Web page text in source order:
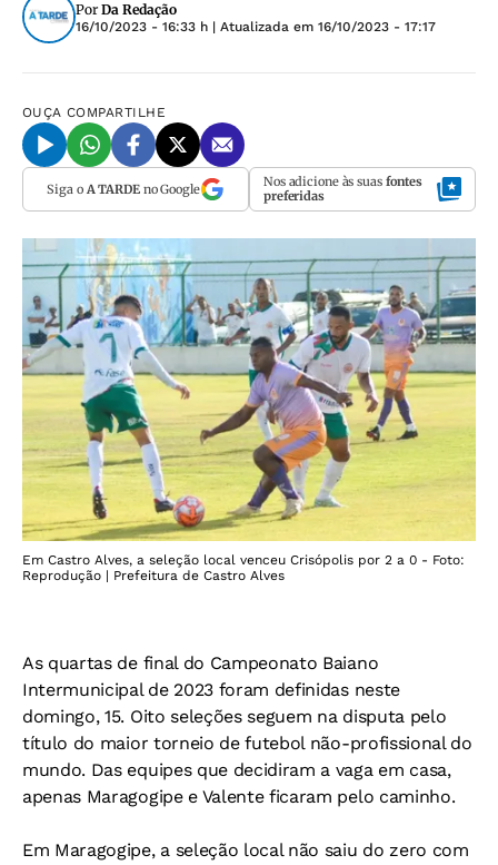
Por Da Redação
16/10/2023 - 16:33 h | Atualizada em 16/10/2023 - 17:17
OUÇA COMPARTILHE
Siga o A TARDEno Google Nos adicione às suas fontes
preferidas
Em Castro Alves, a seleção local venceu Crisópolis por 2 a 0 - Foto:
Reprodução | Prefeitura de Castro Alves
As quartas de final do Campeonato Baiano
Intermunicipal de 2023 foram definidas neste
domingo, 15. Oito seleções seguem na disputa pelo
título do maior torneio de futebol não-profissional do
mundo. Das equipes que decidiram a vaga em casa,
apenas Maragogipe e Valente ficaram pelo caminho.
Em Maragogipe, a seleção local não saiu do zero com